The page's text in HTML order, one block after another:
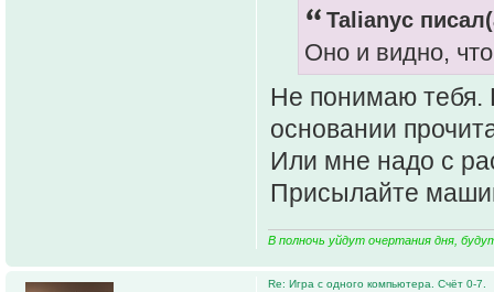
Talianyc
Оно и видно,
Не понимаю тебя.
основании
Или мне надо с
Присылайте
В полночь уйдут очертания дня,
Re: Игра с одного компьютера. Счёт 0-7.